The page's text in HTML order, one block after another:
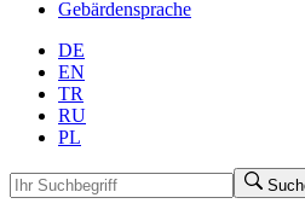
Gebärdensprache
DE
EN
TR
RU
PL